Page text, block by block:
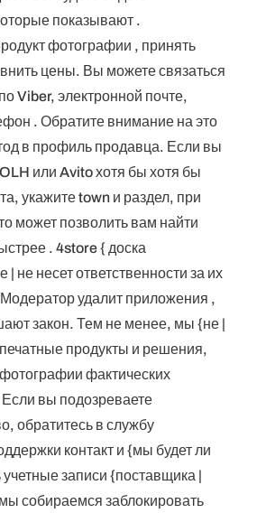
показывают .
фотографии , принять
цены. Вы можете связаться
Viber, электронной почте,
. Обратите внимание на это
в профиль продавца. Если вы
или Avito хотя бы хотя бы
укажите town и раздел, при
может позволить вам найти
. 4store { доска
| не несет ответственности за их
удалит приложения ,
закон. Тем не менее, мы {не |
продукты и решения,
фактических
вы подозреваете
обратитесь в службу
контакт и {мы будет ли
учетные записи {поставщика |
собираемся заблокировать